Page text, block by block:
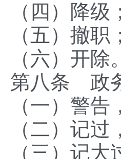
（四）降级；
（五）撤职；
（六）开除。
第八条 政
（一）警告
（二）记
（三）记